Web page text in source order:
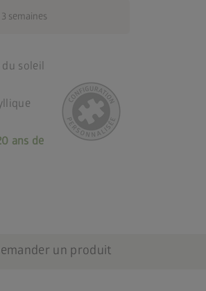
semaines
soleil
ans de
un produit